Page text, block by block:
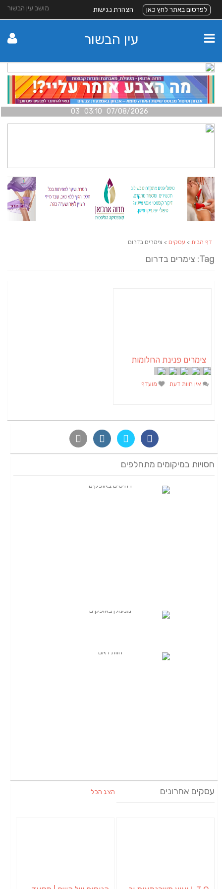
מושב עין הבשור לפרסום באתר לחץ כאן הצהרת נגישות
עין הבשור
07/08/2026 03:10 03
דף הבית > עסקים > צימרים בדרום
Tag: צימרים בדרום
צימרים פנינת החלומות
אין חוות דעת מועדף
חסויות במיקומים מתחלפים
עסקים אחרונים הצג הכל